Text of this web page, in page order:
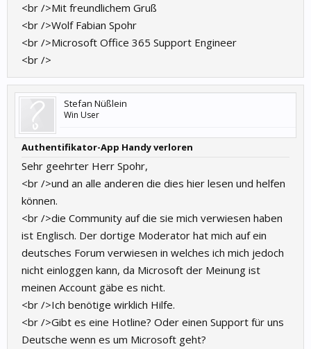
<br />Mit freundlichem Gruß
<br />Wolf Fabian Spohr
<br />Microsoft Office 365 Support Engineer
<br />
Stefan Nüßlein
Win User
Authentifikator-App Handy verloren
Sehr geehrter Herr Spohr,
<br />und an alle anderen die dies hier lesen und helfen
können.
<br />die Community auf die sie mich verwiesen haben
ist Englisch. Der dortige Moderator hat mich auf ein
deutsches Forum verwiesen in welches ich mich jedoch
nicht einloggen kann, da Microsoft der Meinung ist
meinen Account gäbe es nicht.
<br />Ich benötige wirklich Hilfe.
<br />Gibt es eine Hotline? Oder einen Support für uns
Deutsche wenn es um Microsoft geht?